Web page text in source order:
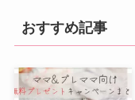
おすすめ記事